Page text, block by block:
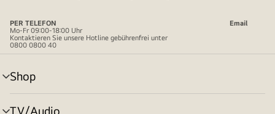
PER TELEFON
Email
Mo-Fr 09:00-18:00 Uhr
Kontaktieren Sie unsere Hotline gebührenfrei unter
0800 0800 40
Shop
Menü
umschalten
TV/Audio